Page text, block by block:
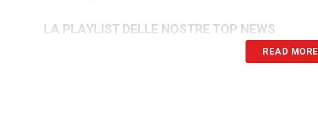
LA PLAYLIST DELLE NOSTRE TOP NEWS
READ MORE